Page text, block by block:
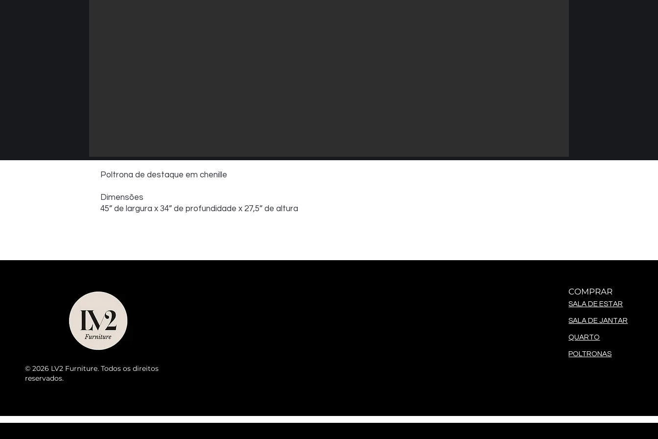
Poltrona de destaque em chenille
Dimensões
45” de largura x 34” de profundidade x 27,5” de altura
© 2026 LV2 Furniture. Todos os direitos
reservados.
COMPRAR
SALA DE ESTAR
SALA DE JANTAR
QUARTO
POLTRONAS